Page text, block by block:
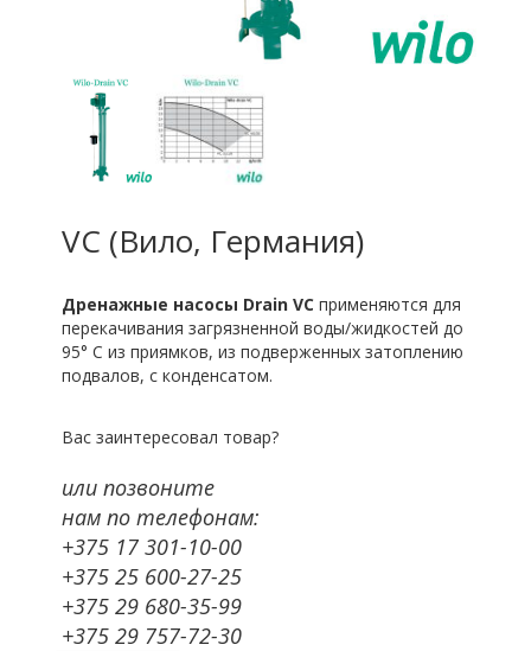
VC (Вило, Германия)
Дренажные насосы Drain VCприменяются для
перекачивания загрязненной воды/жидкостей до
95° C из приямков, из подверженных затоплению
подвалов, с конденсатом.
Вас заинтересовал товар?
или позвоните
нам по телефонам:
+375 17 301-10-00
+375 25 600-27-25
+375 29 680-35-99
+375 29 757-72-30